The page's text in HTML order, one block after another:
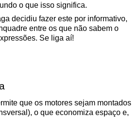
o que isso significa.
decidiu fazer este por informativo,
entre os que não sabem o
Se liga aí!
que os motores sejam montados
o que economiza espaço e,